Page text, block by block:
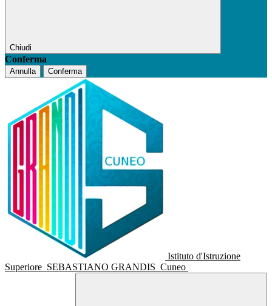
Chiudi
Conferma
Annulla Conferma
Istituto d'Istruzione
Superiore SEBASTIANO GRANDIS Cuneo